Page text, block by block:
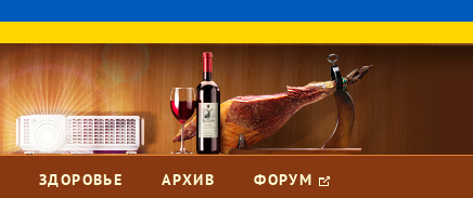
ЗДОРОВЬЕ АРХИВ ФОРУМ